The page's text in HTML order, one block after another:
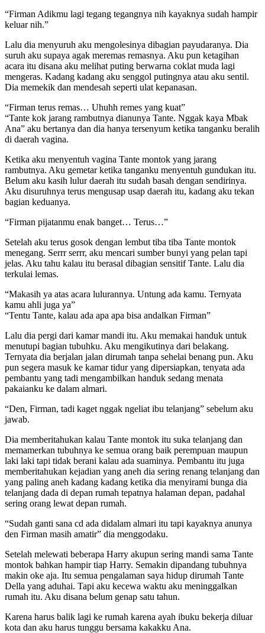
“Firman Adikmu lagi tegang tegangnya nih kayaknya sudah hampir
keluar nih.”
Lalu dia menyuruh aku mengolesinya dibagian payudaranya. Dia
suruh aku supaya agak meremas remasnya. Aku pun ketagihan
acara itu disana aku melihat puting berwarna coklat muda lagi
mengeras. Kadang kadang aku senggol putingnya atau aku sentil.
Dia memekik dan mendesah seperti ulat kepanasan.
“Firman terus remas… Uhuhh remes yang kuat”
“Tante kok jarang rambutnya dianunya Tante. Nggak kaya Mbak
Ana” aku bertanya dan dia hanya tersenyum ketika tanganku beralih
di daerah vagina.
Ketika aku menyentuh vagina Tante montok yang jarang
rambutnya. Aku gemetar ketika tanganku menyentuh gundukan itu.
Belum aku kasih lulur daerah itu sudah basah dengan sendirinya.
Aku disuruhnya terus mengusap usap daerah itu, kadang aku tekan
bagian keduanya.
“Firman pijatanmu enak banget… Terus…”
Setelah aku terus gosok dengan lembut tiba tiba Tante montok
menegang. Serrr serrr, aku mencari sumber bunyi yang pelan tapi
jelas. Aku tahu kalau itu berasal dibagian sensitif Tante. Lalu dia
terkulai lemas.
“Makasih ya atas acara lulurannya. Untung ada kamu. Ternyata
kamu ahli juga ya”
“Tentu Tante, kalau ada apa apa bisa andalkan Firman”
Lalu dia pergi dari kamar mandi itu. Aku memakai handuk untuk
menutupi bagian tubuhku. Aku mengikutinya dari belakang.
Ternyata dia berjalan jalan dirumah tanpa sehelai benang pun. Aku
pun segera masuk ke kamar tidur yang dipersiapkan, tenyata ada
pembantu yang tadi mengambilkan handuk sedang menata
pakaianku ke dalam almari.
“Den, Firman, tadi kaget nggak ngeliat ibu telanjang” sebelum aku
jawab.
Dia memberitahukan kalau Tante montok itu suka telanjang dan
memamerkan tubuhnya ke semua orang baik perempuan maupun
laki laki tapi tidak berani kalau ada suaminya. Pembantu itu juga
memberitahukan kejadian yang aneh dia sering renang telanjang dan
yang paling aneh kadang kadang ketika dia menyirami bunga dia
telanjang dada di depan rumah tepatnya halaman depan, padahal
sering orang lewat depan rumah.
“Sudah ganti sana cd ada didalam almari itu tapi kayaknya anunya
den Firman masih amatir” dia menggodaku.
Setelah melewati beberapa Harry akupun sering mandi sama Tante
montok bahkan hampir tiap Harry. Semakin dipandang tubuhnya
makin oke aja. Itu semua pengalaman saya hidup dirumah Tante
Della yang aduhai. Tapi aku kecewa waktu aku meninggalkan
rumah itu. Aku disana belum genap satu tahun.
Karena harus balik lagi ke rumah karena ayah ibuku bekerja diluar
kota dan aku harus tunggu bersama kakakku Ana.